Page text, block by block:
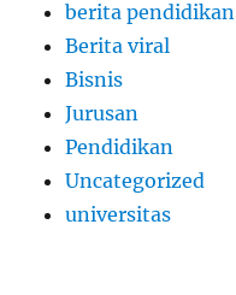
berita pendidikan
Berita viral
Bisnis
Jurusan
Pendidikan
Uncategorized
universitas